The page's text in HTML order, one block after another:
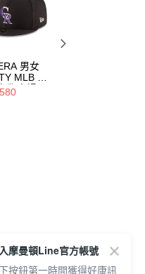
男女
MLB 球
客場
摩曼頓Line官方帳號
按鈕第一時間獲得好康訊